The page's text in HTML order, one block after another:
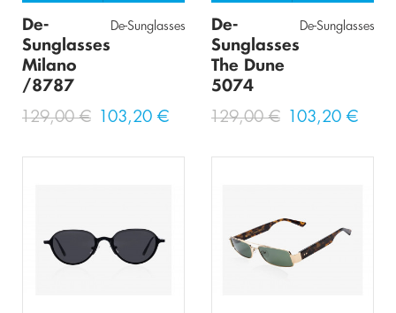
De-
Sunglasses
Milano
/8787
De-Sunglasses
129,00 € 103,20 €
De-
Sunglasses
The Dune
5074
De-Sunglasses
129,00 € 103,20 €